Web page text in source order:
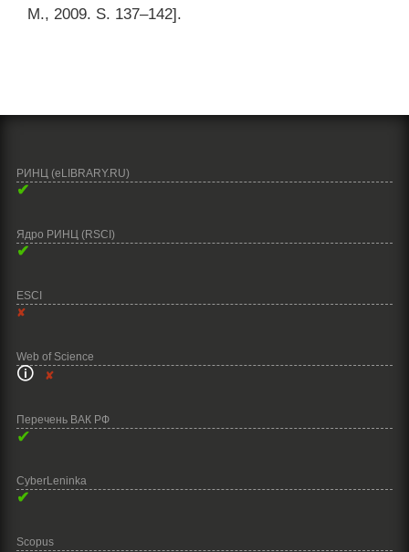
M., 2009. S. 137–142].
РИНЦ (eLIBRARY.RU)
✔
Ядро РИНЦ (RSCI)
✔
ESCI
✘
Web of Science
🛈 ✘
Перечень ВАК РФ
✔
CyberLeninka
✔
Scopus